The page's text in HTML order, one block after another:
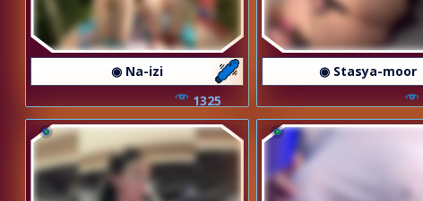
◉ Na-izi
1325
◉ Stasya-moor